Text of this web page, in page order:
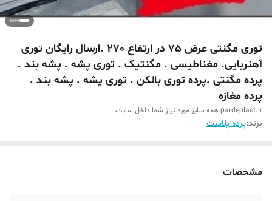
توری مگنتی عرض 75 در ارتفاع 270 .ارسال رایگان توری
آهنربایی. مغناطیسی . مگنتیک . توری پشه . پشه بند .
پرده مگنتی .پرده توری بالکن . توری پشه . پشه بند .
پرده مغازه
pardeplast.ir همه سایز مورد نیاز شما داخل سایت
برند:پرده پلاست
مشخصات